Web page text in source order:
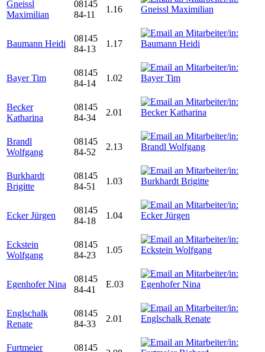
Gneissl
Maximilian
08145
84-11
1.16
Baumann Heidi
08145
84-13
1.17
Bayer Tim
08145
84-14
1.02
Becker
Katharina
08145
84-34
2.01
Brandl
Wolfgang
08145
84-52
2.13
Burkhardt
Brigitte
08145
84-51
1.03
Ecker Jürgen
08145
84-18
1.04
Eckstein
Wolfgang
08145
84-23
1.05
Egenhofer Nina
08145
84-41
E.03
Englschalk
Renate
08145
84-33
2.01
Furtmeier
08145